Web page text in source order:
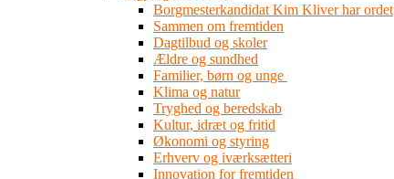
Borgmesterkandidat Kim Kliver har ordet
Sammen om fremtiden
Dagtilbud og skoler
Ældre og sundhed
Familier, børn og unge
Klima og natur
Tryghed og beredskab
Kultur, idræt og fritid
Økonomi og styring
Erhverv og iværksætteri
Innovation for fremtiden